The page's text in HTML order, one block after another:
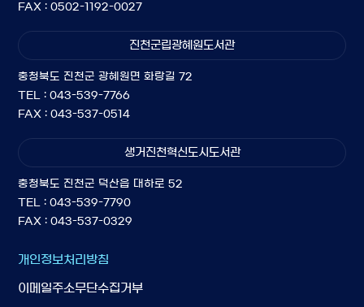
FAX : 0502-1192-0027
진천군립광혜원도서관
충청북도 진천군 광혜원면 화랑길 72
TEL : 043-539-7766
FAX : 043-537-0514
생거진천혁신도시도서관
충청북도 진천군 덕산읍 대하로 52
TEL : 043-539-7790
FAX : 043-537-0329
개인정보처리방침
이메일주소무단수집거부